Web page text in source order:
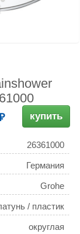
купить
26361000
Германия
Grohe
/ пластик
округлая